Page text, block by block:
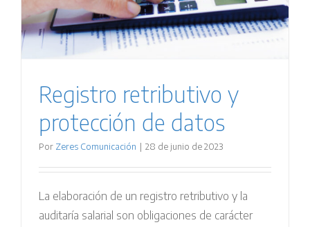
Registro retributivo y
protección de datos
Por Zeres Comunicación | 28 de junio de 2023
La elaboración de un registro retributivo y la
auditaría salarial son obligaciones de carácter